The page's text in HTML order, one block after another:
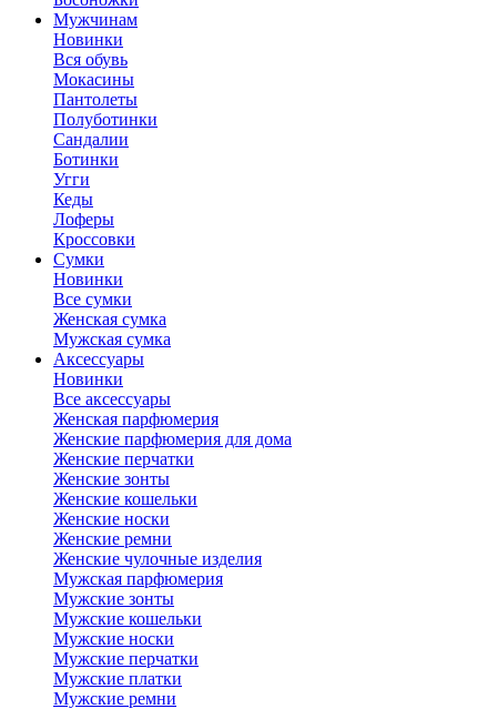
Мужчинам
Новинки
Вся обувь
Мокасины
Пантолеты
Полуботинки
Сандалии
Ботинки
Угги
Кеды
Лоферы
Кроссовки
Сумки
Новинки
Все сумки
Женская сумка
Мужская сумка
Аксессуары
Новинки
Все аксессуары
Женская парфюмерия
Женские парфюмерия для дома
Женские перчатки
Женские зонты
Женские кошельки
Женские носки
Женские ремни
Женские чулочные изделия
Мужская парфюмерия
Мужские зонты
Мужские кошельки
Мужские носки
Мужские перчатки
Мужские платки
Мужские ремни